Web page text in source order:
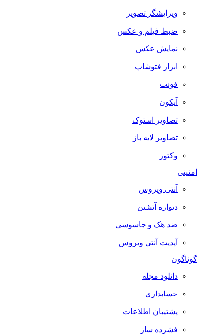
ویرایشگر تصویر
ضبط فيلم و عكس
نمایش عکس
ابزار فتوشاپ
فونت
آیکون
تصاویر استوک
تصاویر لایه باز
وکتور
امنیتی
آنتی ویروس
دیواره آتشین
ضد هک و جاسوسی
آپدیت آنتی ویروس
گوناگون
دانلود مجله
حسابداری
پشتیبان اطلاعات
فشرده ساز